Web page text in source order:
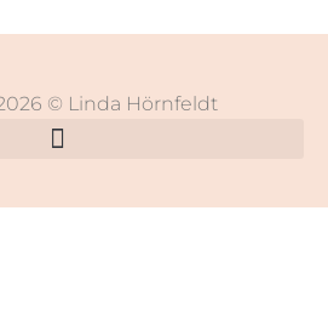
© Linda Hörnfeldt